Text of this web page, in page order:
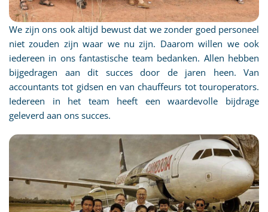
We zijn ons ook altijd bewust dat we zonder goed personeel
niet zouden zijn waar we nu zijn. Daarom willen we ook
iedereen in ons fantastische team bedanken. Allen hebben
bijgedragen aan dit succes door de jaren heen. Van
accountants tot gidsen en van chauffeurs tot touroperators.
Iedereen in het team heeft een waardevolle bijdrage
geleverd aan ons succes.